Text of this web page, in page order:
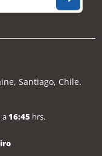
Santiago, Chile.
a16:45 hrs.